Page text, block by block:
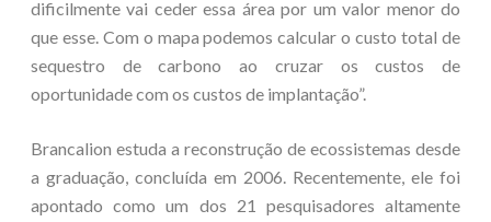
dificilmente vai ceder essa área por um valor menor do
que esse. Com o mapa podemos calcular o custo total de
sequestro de carbono ao cruzar os custos de
oportunidade com os custos de implantação”.
Brancalion estuda a reconstrução de ecossistemas desde
a graduação, concluída em 2006. Recentemente, ele foi
apontado como um dos 21 pesquisadores altamente